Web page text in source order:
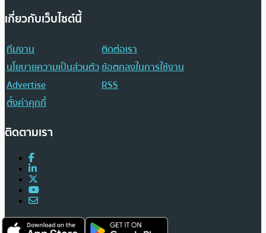
เกี่ยวกับเว็บไซต์นี้
ทีมงาน
ติดต่อเรา
นโยบายความเป็นส่วนตัวข้อตกลงในการใช้งาน
Advertise
RSS
ตั้งค่าคุกกี้
ติดตามเรา